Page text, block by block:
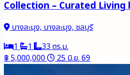
Collection – Curated Living
บางละมุง, บางละมุง, ชลบุรี
1
1
33 ตร.ม.
฿ 5,000,000
25 มิ.ย. 69